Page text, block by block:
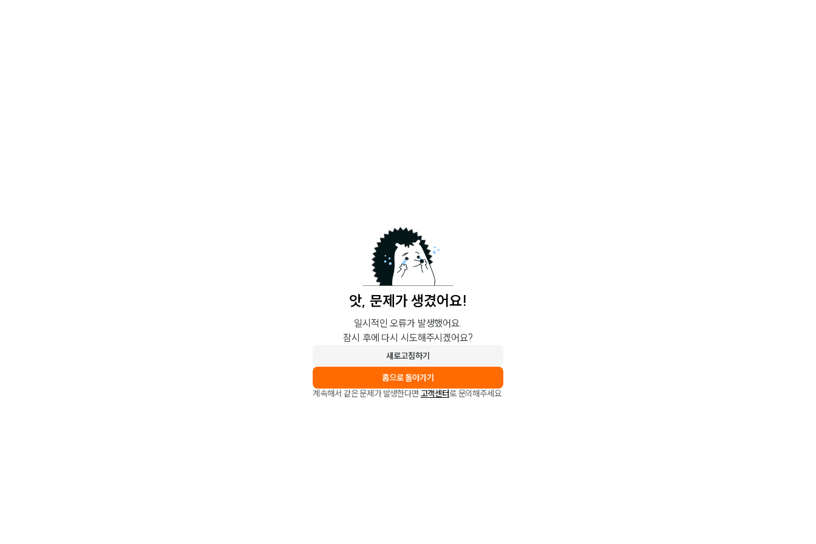
앗, 문제가 생겼어요!
일시적인 오류가 발생했어요.
잠시 후에 다시 시도해주시겠어요?
새로고침하기
홈으로 돌아가기
계속해서 같은 문제가 발생한다면 고객센터로 문의해주세요.